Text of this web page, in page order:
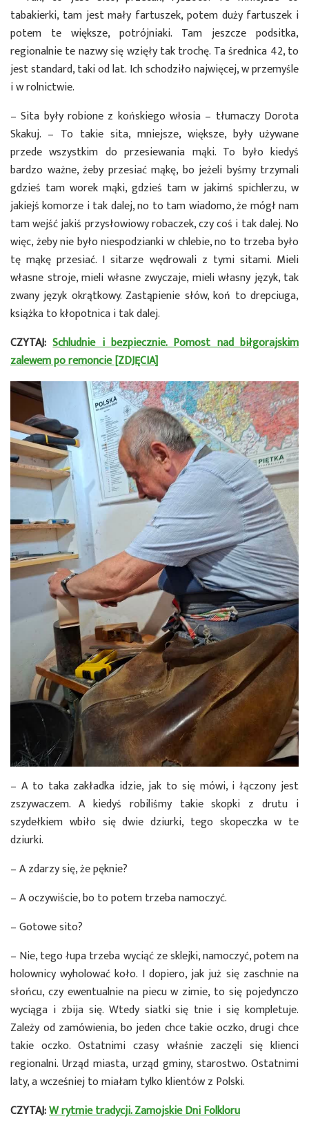
tabakierki, tam jest mały fartuszek, potem duży fartuszek i
potem te większe, potrójniaki. Tam jeszcze podsitka,
regionalnie te nazwy się wzięły tak trochę. Ta średnica 42, to
jest standard, taki od lat. Ich schodziło najwięcej, w przemyśle
i w rolnictwie.
– Sita były robione z końskiego włosia – tłumaczy Dorota
Skakuj. – To takie sita, mniejsze, większe, były używane
przede wszystkim do przesiewania mąki. To było kiedyś
bardzo ważne, żeby przesiać mąkę, bo jeżeli byśmy trzymali
gdzieś tam worek mąki, gdzieś tam w jakimś spichlerzu, w
jakiejś komorze i tak dalej, no to tam wiadomo, że mógł nam
tam wejść jakiś przysłowiowy robaczek, czy coś i tak dalej. No
więc, żeby nie było niespodzianki w chlebie, no to trzeba było
tę mąkę przesiać. I sitarze wędrowali z tymi sitami. Mieli
własne stroje, mieli własne zwyczaje, mieli własny język, tak
zwany język okrątkowy. Zastąpienie słów, koń to drepciuga,
książka to kłopotnica i tak dalej.
CZYTAJ:Schludnie i bezpiecznie. Pomost nad biłgorajskim
zalewem po remoncie [ZDJĘCIA]
– A to taka zakładka idzie, jak to się mówi, i łączony jest
zszywaczem. A kiedyś robiliśmy takie skopki z drutu i
szydełkiem wbiło się dwie dziurki, tego skopeczka w te
dziurki.
– A zdarzy się, że pęknie?
– A oczywiście, bo to potem trzeba namoczyć.
– Gotowe sito?
– Nie, tego łupa trzeba wyciąć ze sklejki, namoczyć, potem na
holownicy wyholować koło. I dopiero, jak już się zaschnie na
słońcu, czy ewentualnie na piecu w zimie, to się pojedynczo
wyciąga i zbija się. Wtedy siatki się tnie i się kompletuje.
Zależy od zamówienia, bo jeden chce takie oczko, drugi chce
takie oczko. Ostatnimi czasy właśnie zaczęli się klienci
regionalni. Urząd miasta, urząd gminy, starostwo. Ostatnimi
laty, a wcześniej to miałam tylko klientów z Polski.
CZYTAJ:W rytmie tradycji. Zamojskie Dni Folkloru